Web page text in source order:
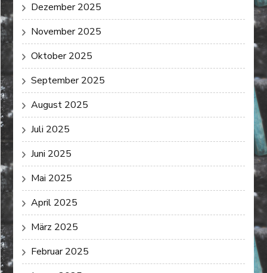
Dezember 2025
November 2025
Oktober 2025
September 2025
August 2025
Juli 2025
Juni 2025
Mai 2025
April 2025
März 2025
Februar 2025